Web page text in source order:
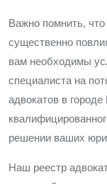
Важно помнить,
существенно
вам необходимы
специалиста на
адвокатов в
решении ваших
Наш реестр